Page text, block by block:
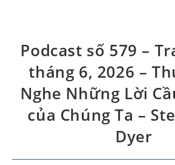
Podcast số 579 –
tháng 6, 2026 –
Nghe Những Lời
của Chúng Ta –
Dyer